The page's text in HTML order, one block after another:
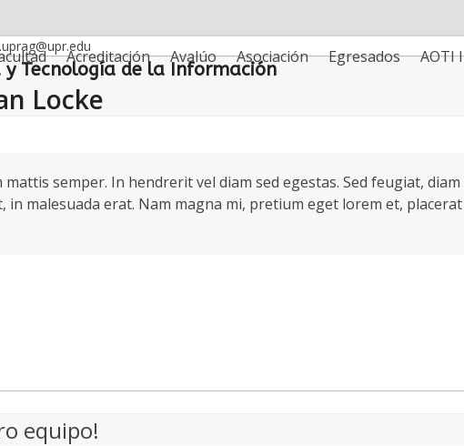
Tecnología de la Información
Acreditación Avalúo Asociación Egresados AOTI
Locke
mattis semper. In hendrerit vel diam sed egestas. Sed feugiat,
in malesuada erat. Nam magna mi, pretium eget lorem et,
equipo!